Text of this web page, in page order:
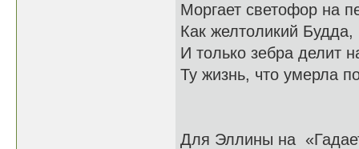
Моргает светофор на
Как желтоликий
И только зебра делит
Ту жизнь, что умерла
Для Эллины на